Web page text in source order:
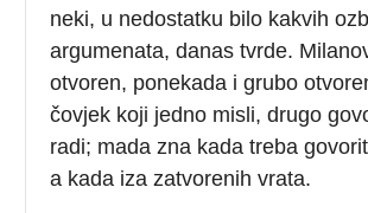
neki, u nedostatku bilo kakvih
argumenata, danas tvrde.
otvoren, ponekada i grubo
čovjek koji jedno misli, drugo
radi; mada zna kada treba
a kada iza zatvorenih vrata.